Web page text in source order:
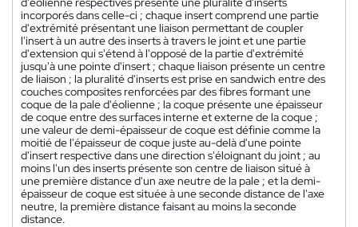
incorporés dans celle-ci ; chaque insert comprend une partie
d'extrémité présentant une liaison permettant de coupler
l'insert à un autre des inserts à travers le joint et une partie
d'extension qui s'étend à l'opposé de la partie d'extrémité
jusqu'à une pointe d'insert ; chaque liaison présente un centre
de liaison ; la pluralité d'inserts est prise en sandwich entre des
couches composites renforcées par des fibres formant une
coque de la pale d'éolienne ; la coque présente une épaisseur
de coque entre des surfaces interne et externe de la coque ;
une valeur de demi-épaisseur de coque est définie comme la
moitié de l'épaisseur de coque juste au-delà d'une pointe
d'insert respective dans une direction s'éloignant du joint ; au
moins l'un des inserts présente son centre de liaison situé à
une première distance d'un axe neutre de la pale ; et la demi-
épaisseur de coque est située à une seconde distance de l'axe
neutre, la première distance faisant au moins la seconde
distance.